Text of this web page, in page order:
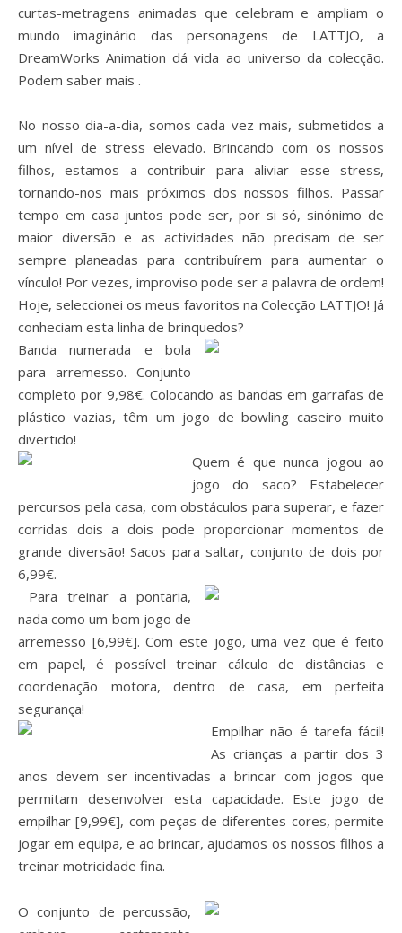
curtas-metragens animadas que celebram e ampliam o
mundo imaginário das personagens de LATTJO, a
DreamWorks Animation dá vida ao universo da colecção.
Podem saber mais .
No nosso dia-a-dia, somos cada vez mais, submetidos a
um nível de stress elevado. Brincando com os nossos
filhos, estamos a contribuir para aliviar esse stress,
tornando-nos mais próximos dos nossos filhos. Passar
tempo em casa juntos pode ser, por si só, sinónimo de
maior diversão e as actividades não precisam de ser
sempre planeadas para contribuírem para aumentar o
vínculo! Por vezes, improviso pode ser a palavra de ordem!
Hoje, seleccionei os meus favoritos na Colecção LATTJO! Já
conheciam esta linha de brinquedos?
Banda numerada e bola
para arremesso. Conjunto
completo por 9,98€. Colocando as bandas em garrafas de
plástico vazias, têm um jogo de bowling caseiro muito
divertido!
Quem é que nunca jogou ao
jogo do saco? Estabelecer
percursos pela casa, com obstáculos para superar, e fazer
corridas dois a dois pode proporcionar momentos de
grande diversão! Sacos para saltar, conjunto de dois por
6,99€.
Para treinar a pontaria,
nada como um bom jogo de
arremesso [6,99€]. Com este jogo, uma vez que é feito
em papel, é possível treinar cálculo de distâncias e
coordenação motora, dentro de casa, em perfeita
segurança!
Empilhar não é tarefa fácil!
As crianças a partir dos 3
anos devem ser incentivadas a brincar com jogos que
permitam desenvolver esta capacidade. Este jogo de
empilhar [9,99€], com peças de diferentes cores, permite
jogar em equipa, e ao brincar, ajudamos os nossos filhos a
treinar motricidade fina.
O conjunto de percussão,